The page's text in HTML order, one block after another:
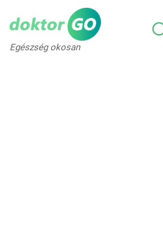
Egészség okosan